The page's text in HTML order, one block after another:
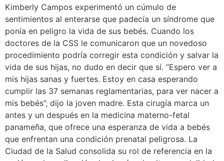
Kimberly Campos experimentó un cúmulo de
sentimientos al enterarse que padecía un síndrome que
ponía en peligro la vida de sus bebés. Cuando los
doctores de la CSS le comunicaron que un novedoso
procedimiento podría corregir esta condición y salvar la
vida de sus hijas, no dudo en decir que sí. “Espero ver a
mis hijas sanas y fuertes. Estoy en casa esperando
cumplir las 37 semanas reglamentarias, para ver nacer a
mis bebés”, dijo la joven madre. Esta cirugía marca un
antes y un después en la medicina materno-fetal
panameña, que ofrece una esperanza de vida a bebés
que enfrentan una condición prenatal peligrosa. La
Ciudad de la Salud consolida su rol de referencia en la